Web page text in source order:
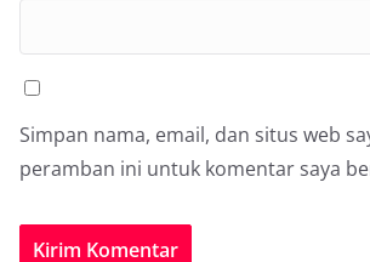
Simpan nama, email, dan situs web
peramban ini untuk komentar saya